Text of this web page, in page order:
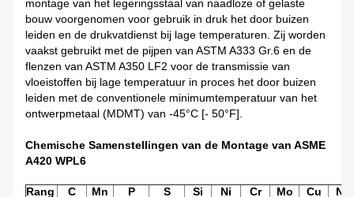
montage van het legeringsstaal van naadloze of gelaste
bouw voorgenomen voor gebruik in druk het door buizen
leiden en de drukvatdienst bij lage temperaturen. Zij worden
vaakst gebruikt met de pijpen van ASTM A333 Gr.6 en de
flenzen van ASTM A350 LF2 voor de transmissie van
vloeistoffen bij lage temperatuur in proces het door buizen
leiden met de conventionele minimumtemperatuur van het
ontwerpmetaal (MDMT) van -45°C [- 50°F].
Chemische Samenstellingen van de Montage van ASME
A420 WPL6
Rang C Mn P S Si Ni Cr Mo Cu
Nb